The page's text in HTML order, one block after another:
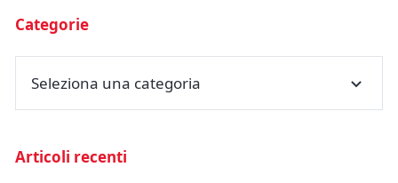
Categorie
Seleziona una categoria
Articoli recenti